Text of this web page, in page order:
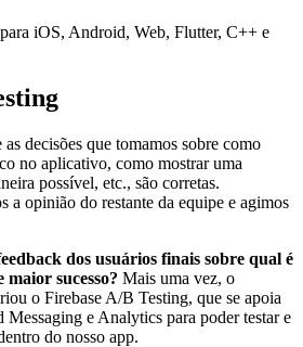
iOS, Android, Web, Flutter, C++ e
decisões que tomamos sobre como
no aplicativo, como mostrar uma
possível, etc., são corretas.
a opinião do restante da equipe e agimos
dos usuários finais sobre qual é
maior sucesso? Mais uma vez, o
o Firebase A/B Testing, que se apoia
e Analytics para poder testar e
do nosso app.